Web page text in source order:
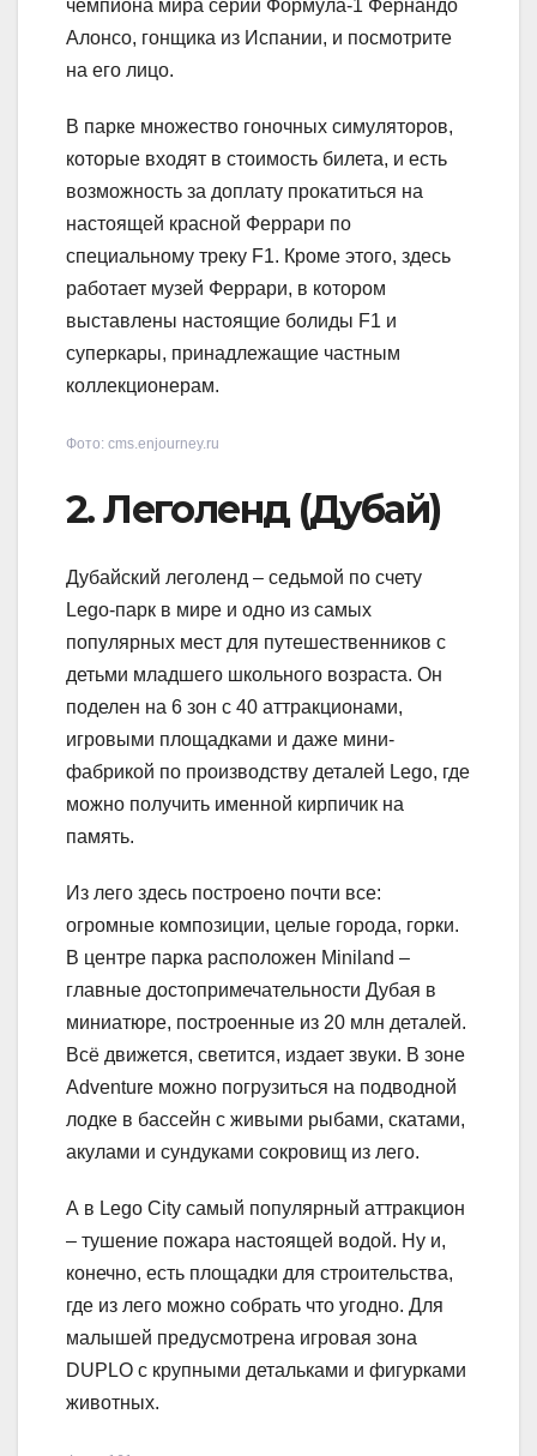
чемпиона мира серии Формула-1 Фернандо
Алонсо, гонщика из Испании, и посмотрите
на его лицо.
В парке множество гоночных симуляторов,
которые входят в стоимость билета, и есть
возможность за доплату прокатиться на
настоящей красной Феррари по
специальному треку F1. Кроме этого, здесь
работает музей Феррари, в котором
выставлены настоящие болиды F1 и
суперкары, принадлежащие частным
коллекционерам.
Фото: cms.enjourney.ru
2. Леголенд (Дубай)
Дубайский леголенд – седьмой по счету
Lego-парк в мире и одно из самых
популярных мест для путешественников с
детьми младшего школьного возраста. Он
поделен на 6 зон с 40 аттракционами,
игровыми площадками и даже мини-
фабрикой по производству деталей Lego, где
можно получить именной кирпичик на
память.
Из лего здесь построено почти все:
огромные композиции, целые города, горки.
В центре парка расположен Miniland –
главные достопримечательности Дубая в
миниатюре, построенные из 20 млн деталей.
Всё движется, светится, издает звуки. В зоне
Adventure можно погрузиться на подводной
лодке в бассейн с живыми рыбами, скатами,
акулами и сундуками сокровищ из лего.
А в Lego City самый популярный аттракцион
– тушение пожара настоящей водой. Ну и,
конечно, есть площадки для строительства,
где из лего можно собрать что угодно. Для
малышей предусмотрена игровая зона
DUPLO с крупными детальками и фигурками
животных.